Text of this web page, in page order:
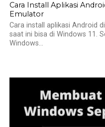
Cara Install Aplikasi
Emulator
Cara install aplikasi Android
saat ini bisa di Windows 11.
Windows...